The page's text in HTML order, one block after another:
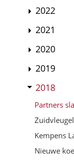
2022
2021
2020
2019
2018
Partners
Kempens
Nieuwe